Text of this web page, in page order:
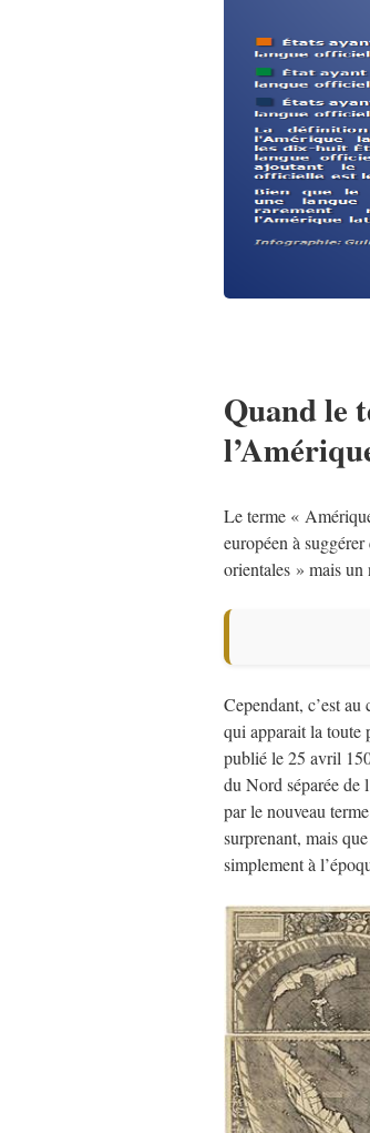
Quand le
Le terme «
européen à
orientales » mais un
Cependant, c’est
qui apparait la toute
publié le 25 avril
du Nord séparée de
par le nouveau terme
surprenant, mais
simplement à